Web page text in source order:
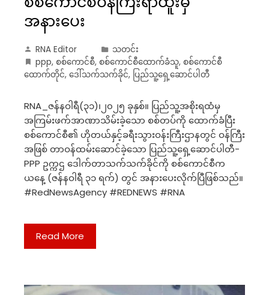
အနားပေး
RNA Editor
သတင်း
ppp, စစ်ကောင်စီ, စစ်ကောင်စီထောက်ခံသူ, စစ်ကောင်စီ
ထောက်တိုင်, ဒေါ်သက်သက်ခိုင်, ပြည်သူ့ရှေ့ဆောင်ပါတီ
RNA_ဇန်နဝါရီ(၃၁)၊၂၀၂၅ ခုနှစ်။ ပြည်သူ့အစိုးရထံမှ
အကြမ်းဖက်အာဏာသိမ်းခဲ့သော စစ်တပ်ကို ထောက်ခံပြီး
စစ်ကောင်စီ၏ ဟိုတယ်နှင့်ခရီးသွားဝန်းကြီးဌာနတွင် ဝန်ကြီး
အဖြစ် တာဝန်ထမ်းဆောင်ခဲ့သော ပြည်သူ့ရှေ့ဆောင်ပါတီ-
PPP ဥက္ကဌ ဒေါက်တာသက်သက်ခိုင်ကို စစ်ကောင်စီက
ယနေ့ (ဇန်နဝါရီ ၃၁ ရက်) တွင် အနားပေးလိုက်ပြီဖြစ်သည်။
#RedNewsAgency #REDNEWS #RNA
Read More